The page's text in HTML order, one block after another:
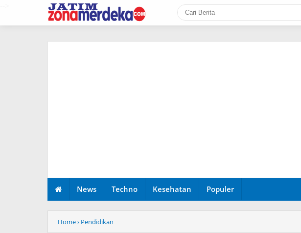
News Techno Kesehatan Populer
Home› Pendidikan